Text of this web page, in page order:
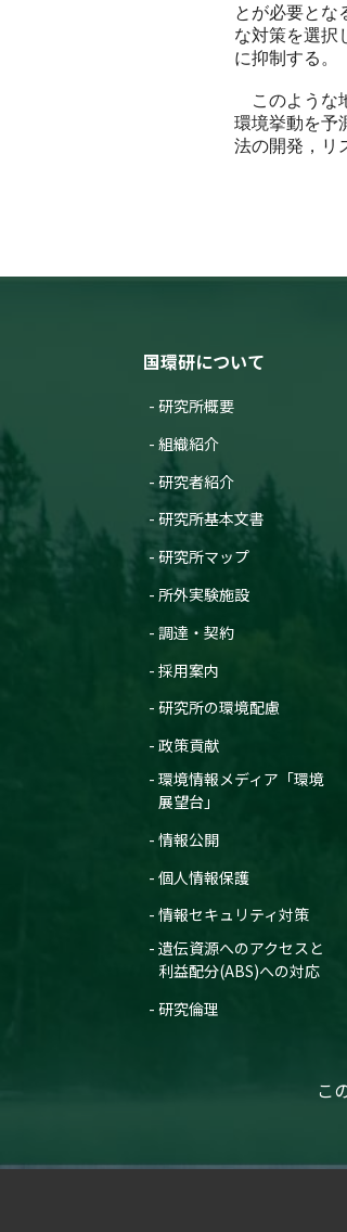
とが必要とな
な対策を選択
に抑制する。
このような
環境挙動を予
法の開発，リ
国環研について
研究所概要
組織紹介
研究者紹介
研究所基本文書
研究所マップ
所外実験施設
調達・契約
採用案内
研究所の環境配慮
政策貢献
環境情報メディア「環境
展望台」
情報公開
個人情報保護
情報セキュリティ対策
遺伝資源へのアクセスと
利益配分(ABS)への対応
研究倫理
こ